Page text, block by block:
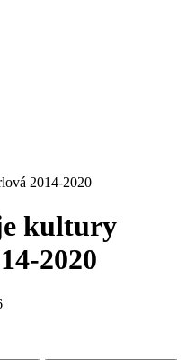
2014-2020
kultury
2020